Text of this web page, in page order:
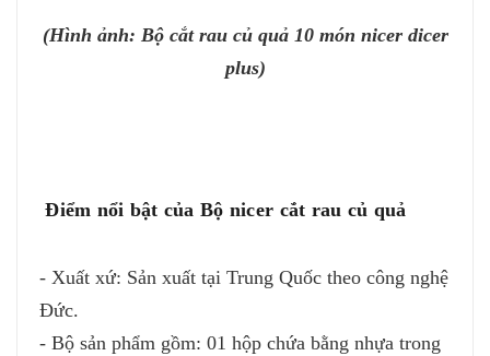
(Hình ảnh: Bộ cắt rau củ quả 10 món nicer dicer
plus)
Điểm nổi bật của Bộ nicer cắt rau củ quả
- Xuất xứ: Sản xuất tại Trung Quốc theo công nghệ
Đức.
- Bộ sản phẩm gồm: 01 hộp chứa bằng nhựa trong